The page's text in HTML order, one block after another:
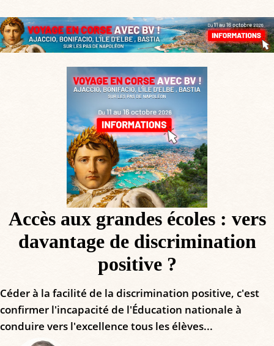
Accès aux grandes écoles : vers
davantage de discrimination
positive ?
Céder à la facilité de la discrimination positive, c'est
confirmer l'incapacité de l'Éducation nationale à
conduire vers l'excellence tous les élèves...